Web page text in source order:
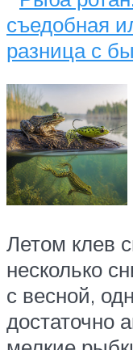
Летом клев
несколько
с весной,
достаточно